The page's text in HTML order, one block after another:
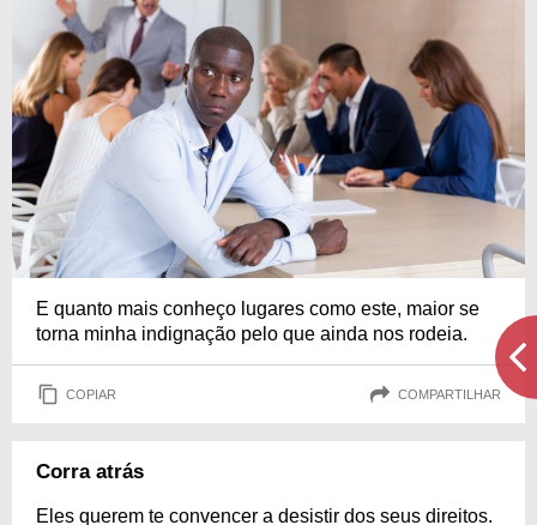
E quanto mais conheço lugares como este, maior se
torna minha indignação pelo que ainda nos rodeia.
COPIAR COMPARTILHAR
Corra atrás
Eles querem te convencer a desistir dos seus direitos.